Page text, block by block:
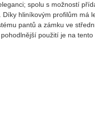
spolu s možností
hliníkovým profilům má
pantů a zámku ve
použití je na tento